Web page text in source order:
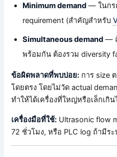
Minimum demand — ในกร
requirement (สำคัญสำหรับ
Simultaneous demand —
พร้อมกัน ต้องรวม diversity
ข้อผิดพลาดที่พบบ่อย: การ size
โดยตรง โดยไม่วัด actual
ทำให้ได้เครื่องที่ใหญ่หรือเล็กเกิ
เครื่องมือที่ใช้: Ultrasonic flow
72 ชั่วโมง, หรือ PLC log ถ้ามีร